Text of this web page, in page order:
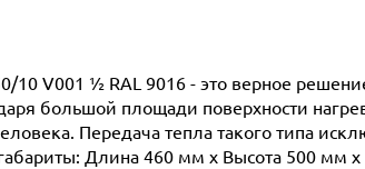
10 V001 ½ RAL 9016 - это верное
большой площади поверхности
Передача тепла такого типа
Длина 460 мм х Высота 500 мм х